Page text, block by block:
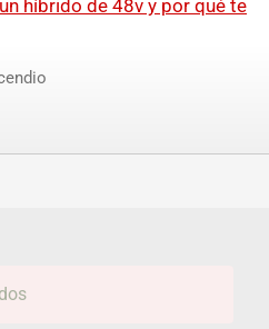
híbrido de 48v y por qué te